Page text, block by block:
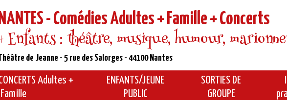
NANTES - Comédies Adultes + Famille + Concerts
Enfants : théâtre, musique, humour,
de Jeanne - 5 rue des Salorges - 44100 Nantes
Adultes +
Famille
ENFANTS/JEUNE
PUBLIC
SORTIES DE
GROUPE